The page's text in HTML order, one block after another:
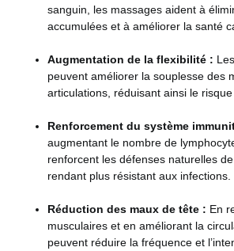
sanguin, les massages aident à
accumulées et à améliorer la santé
Augmentation de la flexibilité :
peuvent améliorer la souplesse des
articulations, réduisant ainsi le risque
Renforcement du système
augmentant le nombre de
renforcent les défenses naturelles
rendant plus résistant aux infections​​.
Réduction des maux de tête : En
musculaires et en améliorant la
peuvent réduire la fréquence et